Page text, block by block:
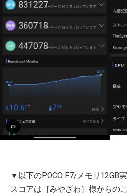
▼以下のPOCO F7/メモリ12GB
スコアは［みやざわ］様からの